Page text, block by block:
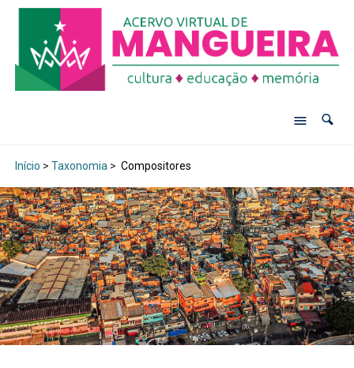
Início > Taxonomia > Compositores